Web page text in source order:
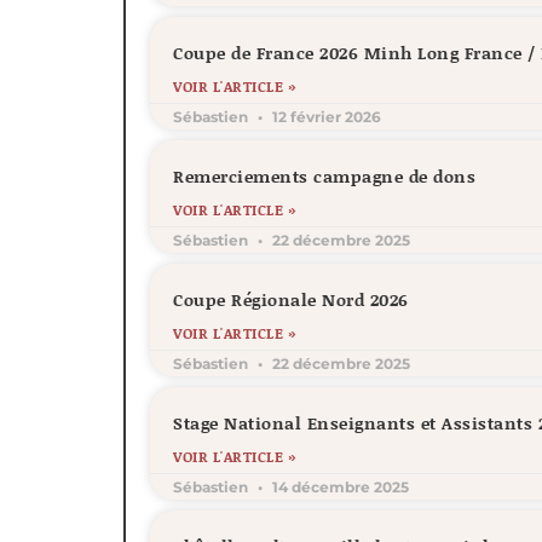
Coupe de France 2026 Minh Long France /
VOIR L'ARTICLE »
Sébastien 12 février 2026
Remerciements campagne de dons
VOIR L'ARTICLE »
Sébastien 22 décembre 2025
Coupe Régionale Nord 2026
VOIR L'ARTICLE »
Sébastien 22 décembre 2025
Stage National Enseignants et Assistants
VOIR L'ARTICLE »
Sébastien 14 décembre 2025